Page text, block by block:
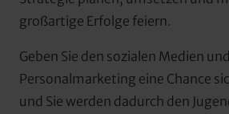
großartige Erfolge feiern.
Geben Sie den sozialen Medien
Personalmarketing eine Chance
und Sie werden dadurch den